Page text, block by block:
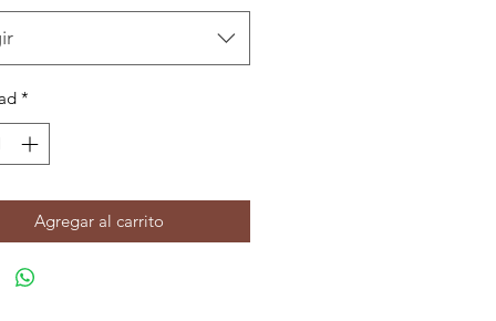
*
Agregar al carrito